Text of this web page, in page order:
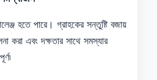
হতে পারে। গ্রাহকের সন্তুষ্টি বজায়
করা এবং দক্ষতার সাথে সমস্যার